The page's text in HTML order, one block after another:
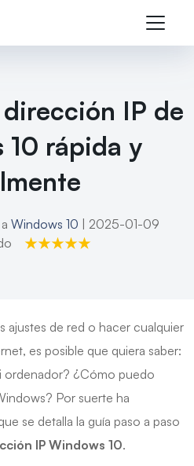
IP de
10 rápida y
a Windows 10 | 2025-01-09
ajustes de red o hacer cualquier
es posible que quiera saber:
ordenador? ¿Cómo puedo
Por suerte ha
se detalla la guía paso a paso
IP Windows 10.